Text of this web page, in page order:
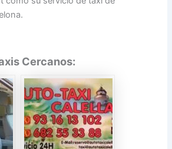
Cercanos: